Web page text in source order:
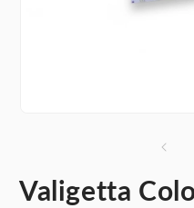
finestra
modale
Valigetta